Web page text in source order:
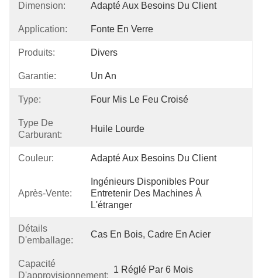
Dimension: Adapté Aux Besoins Du Client
Application: Fonte En Verre
Produits: Divers
Garantie: Un An
Type: Four Mis Le Feu Croisé
Type De
Carburant:
Huile Lourde
Couleur: Adapté Aux Besoins Du Client
Après-Vente:
Ingénieurs Disponibles Pour
Entretenir Des Machines À
L'étranger
Détails
D'emballage:
Cas En Bois, Cadre En Acier
Capacité
D'approvisionnement:
1 Réglé Par 6 Mois